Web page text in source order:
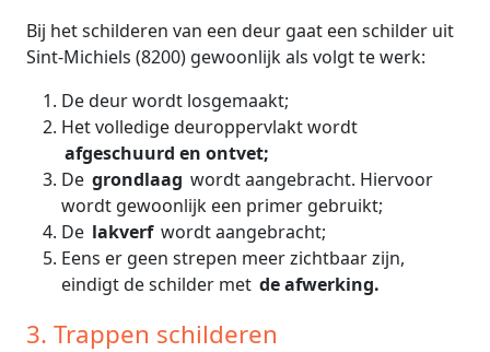
Bij het schilderen van een deur gaat een schilder uit
Sint-Michiels (8200) gewoonlijk als volgt te werk:
De deur wordt losgemaakt;
Het volledige deuroppervlakt wordt
afgeschuurd en ontvet;
De grondlaag wordt aangebracht. Hiervoor
wordt gewoonlijk een primer gebruikt;
De lakverf wordt aangebracht;
Eens er geen strepen meer zichtbaar zijn,
eindigt de schilder met de afwerking.
3. Trappen schilderen